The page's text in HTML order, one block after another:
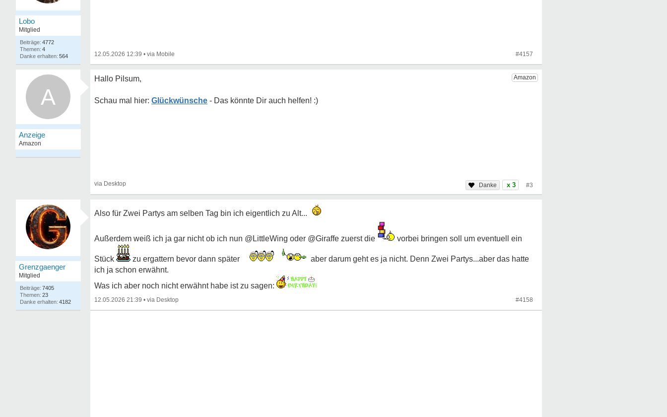
Lobo
Mitglied
4772
4
564
12.05.2026 12:39 • #4157
A
Hallo Pilsum,
Glückwünsche
x 3 #3
Grenzgaenger
Mitglied
7405
23
4182
Also für Zwei Partys am selben Tag bin ich eigentlich zu Alt...
Außerdem weiß ich ja gar nicht ob ich nun @LittleWing oder @Giraffe zuerst die vorbei bringen soll um eventuell ein
Stück zu ergattern bevor dann später
aber darum geht es ja nicht. Denn Zwei Partys...aber das hatte
ich ja schon erwähnt.
Was ich aber noch nicht erwähnt habe ist zu sagen:
12.05.2026 21:39 • #4158